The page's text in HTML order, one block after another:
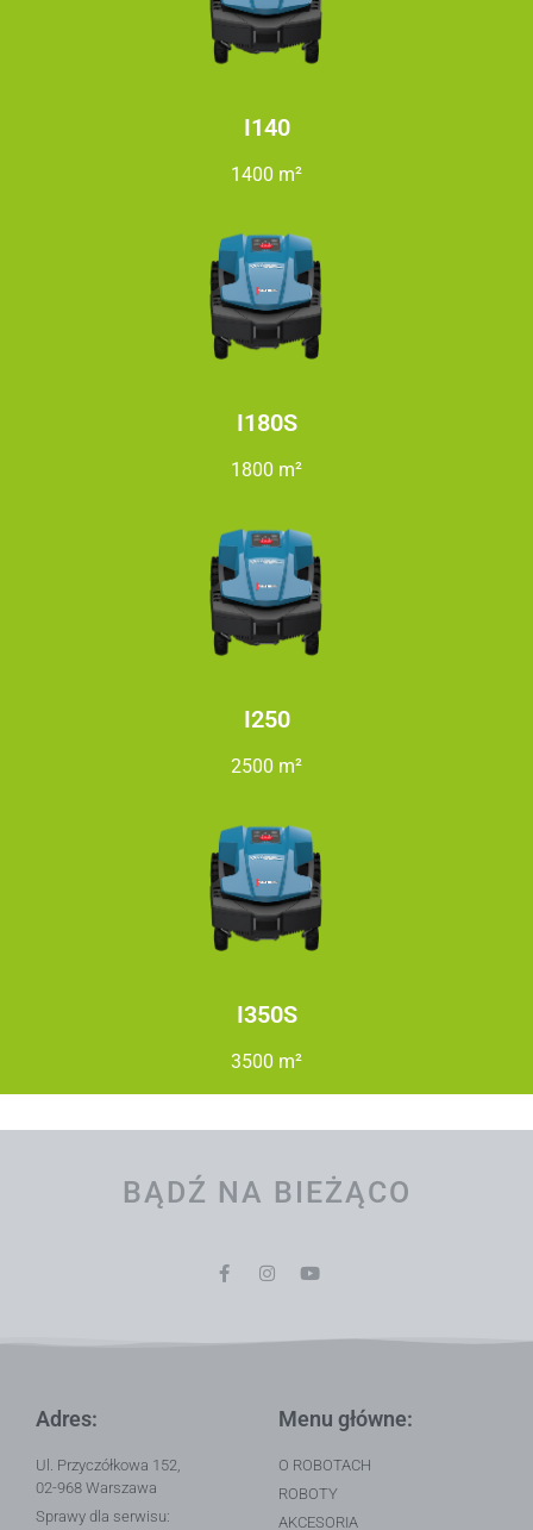
I140
1400 m²
I180S
1800 m²
I250
2500 m²
I350S
3500 m²
BĄDŹ NA BIEŻĄCO
Adres:
Ul. Przyczółkowa 152,
02-968 Warszawa
Sprawy dla serwisu:
Menu główne:
O ROBOTACH
ROBOTY
AKCESORIA